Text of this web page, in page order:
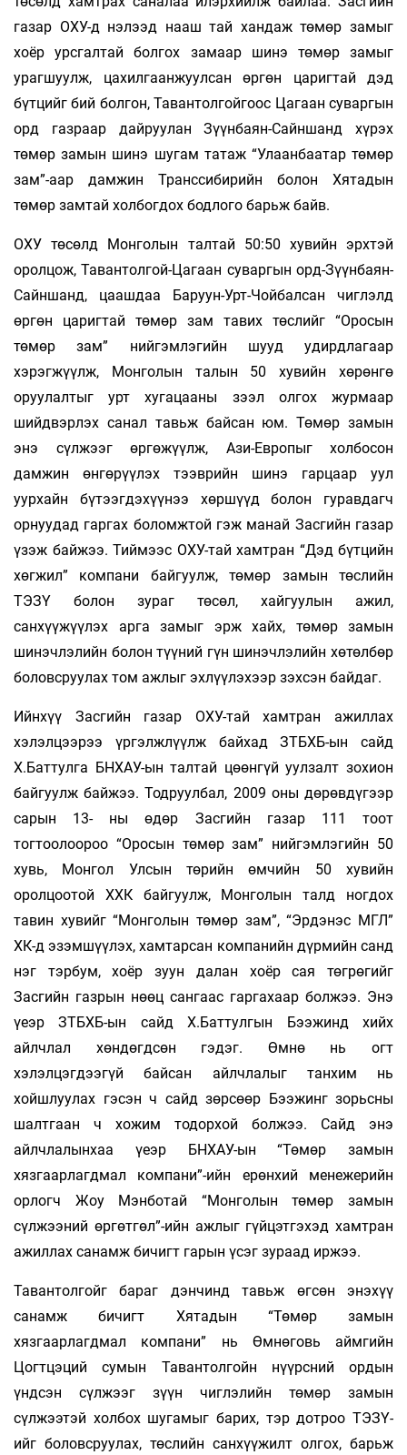
газар ОХУ-д нэлээд нааш тай хандаж төмөр замыг
хоёр урсгалтай болгох замаар шинэ төмөр замыг
урагшуулж, цахилгаанжуулсан өргөн царигтай дэд
бүтцийг бий болгон, Тавантолгойгоос Цагаан суваргын
орд газраар дайруулан Зүүнбаян-Сайншанд хүрэх
төмөр замын шинэ шугам татаж “Улаанбаатар төмөр
зам”-аар дамжин Транссибирийн болон Хятадын
төмөр замтай холбогдох бодлого барьж байв.
ОХУ төсөлд Монголын талтай 50:50 хувийн эрхтэй
оролцож, Тавантолгой-Цагаан суваргын орд-Зүүнбаян-
Сайншанд, цаашдаа Баруун-Урт-Чойбалсан чиглэлд
өргөн царигтай төмөр зам тавих төслийг “Оросын
төмөр зам” нийгэмлэгийн шууд удирдлагаар
хэрэгжүүлж, Монголын талын 50 хувийн хөрөнгө
оруулалтыг урт хугацааны зээл олгох журмаар
шийдвэрлэх санал тавьж байсан юм. Төмөр замын
энэ сүлжээг өргөжүүлж, Ази-Европыг холбосон
дамжин өнгөрүүлэх тээврийн шинэ гарцаар уул
уурхайн бүтээгдэхүүнээ хөршүүд болон гуравдагч
орнуудад гаргах боломжтой гэж манай Засгийн газар
үзэж байжээ. Тиймээс ОХУ-тай хамтран “Дэд бүтцийн
хөгжил” компани байгуулж, төмөр замын төслийн
ТЭЗҮ болон зураг төсөл, хайгуулын ажил,
санхүүжүүлэх арга замыг эрж хайх, төмөр замын
шинэчлэлийн болон түүний гүн шинэчлэлийн хөтөлбөр
боловсруулах том ажлыг эхлүүлэхээр зэхсэн байдаг.
Ийнхүү Засгийн газар ОХУ-тай хамтран ажиллах
хэлэлцээрээ үргэлжлүүлж байхад ЗТБХБ-ын сайд
Х.Баттулга БНХАУ-ын талтай цөөнгүй уулзалт зохион
байгуулж байжээ. Тодруулбал, 2009 оны дөрөвдүгээр
сарын 13- ны өдөр Засгийн газар 111 тоот
тогтоолоороо “Оросын төмөр зам” нийгэмлэгийн 50
хувь, Монгол Улсын төрийн өмчийн 50 хувийн
оролцоотой ХХК байгуулж, Монголын талд ногдох
тавин хувийг “Монголын төмөр зам”, “Эрдэнэс МГЛ”
ХК-д эзэмшүүлэх, хамтарсан компанийн дүрмийн санд
нэг тэрбум, хоёр зуун далан хоёр сая төгрөгийг
Засгийн газрын нөөц сангаас гаргахаар болжээ. Энэ
үеэр ЗТБХБ-ын сайд Х.Баттулгын Бээжинд хийх
айлчлал хөндөгдсөн гэдэг. Өмнө нь огт
хэлэлцэгдээгүй байсан айлчлалыг танхим нь
хойшлуулах гэсэн ч сайд зөрсөөр Бээжинг зорьсны
шалтгаан ч хожим тодорхой болжээ. Сайд энэ
айлчлалынхаа үеэр БНХАУ-ын “Төмөр замын
хязгаарлагдмал компани”-ийн ерөнхий менежерийн
орлогч Жоу Мэнботай “Монголын төмөр замын
сүлжээний өргөтгөл”-ийн ажлыг гүйцэтгэхэд хамтран
ажиллах санамж бичигт гарын үсэг зураад иржээ.
Тавантолгойг бараг дэнчинд тавьж өгсөн энэхүү
санамж бичигт Хятадын “Төмөр замын
хязгаарлагдмал компани” нь Өмнөговь аймгийн
Цогтцэций сумын Тавантолгойн нүүрсний ордын
үндсэн сүлжээг зүүн чиглэлийн төмөр замын
сүлжээтэй холбох шугамыг барих, тэр дотроо ТЭЗҮ-
ийг боловсруулах, төслийн санхүүжилт олгох, барьж